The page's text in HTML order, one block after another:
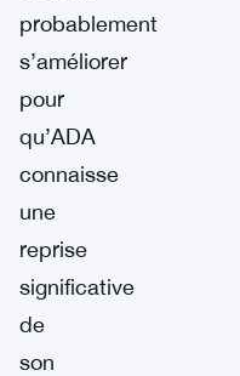
probablement
s’améliorer
pour
qu’ADA
connaisse
une
reprise
significative
de
son